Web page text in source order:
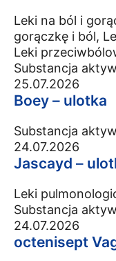
Leki na ból i
gorączkę i ból,
Leki
Substancja
25.07.2026
Boey – ulotka
Substancja
24.07.2026
Jascayd –
Leki
Substancja
24.07.2026
octenisept